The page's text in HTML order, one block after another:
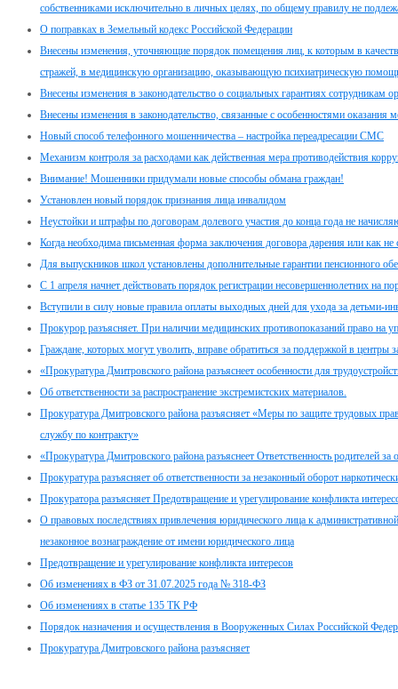
собственниками исключительно в личных целях, по общему правилу не
О поправках в Земельный кодекс Российской Федерации
Внесены изменения, уточняющие порядок помещения лиц, к которым в
стражей, в медицинскую организацию, оказывающую психиатрическую
Внесены изменения в законодательство о социальных гарантиях сотрудникам
Внесены изменения в законодательство, связанные с особенностями
Новый способ телефонного мошенничества – настройка переадресации СМС
Механизм контроля за расходами как действенная мера противодействия
Внимание! Мошенники придумали новые способы обмана граждан!
Установлен новый порядок признания лица инвалидом
Неустойки и штрафы по договорам долевого участия до конца года не
Когда необходима письменная форма заключения договора дарения или как
Для выпускников школ установлены дополнительные гарантии пенсионного
C 1 апреля начнет действовать порядок регистрации несовершеннолетних на
Вступили в силу новые правила оплаты выходных дней для ухода за детьми-
Прокурор разъясняет. При наличии медицинских противопоказаний право на
Граждане, которых могут уволить, вправе обратиться за поддержкой в центры
«Прокуратура Дмитровского района разъяснеет особенности для
Об ответственности за распространение экстремистских материалов.
Прокуратура Дмитровского района разъясняет «Меры по защите трудовых
службу по контракту»
«Прокуратура Дмитровского района разъяснеет Ответственность родителей за
Прокуратура разъясняет об ответственности за незаконный оборот
Прокуратора разъясняет Предотвращение и урегулирование конфликта
О правовых последствиях привлечения юридического лица к
незаконное вознаграждение от имени юридического лица
Предотвращение и урегулирование конфликта интересов
Об изменениях в ФЗ от 31.07.2025 года № 318-ФЗ
Об изменениях в статье 135 ТК РФ
Порядок назначения и осуществления в Вооруженных Силах Российской
Прокуратура Дмитровского района разъясняет